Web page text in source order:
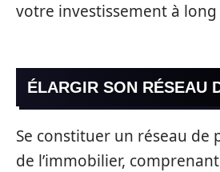
votre investissement à
ÉLARGIR SON RÉSEAU
Se constituer un réseau de
de l’immobilier,